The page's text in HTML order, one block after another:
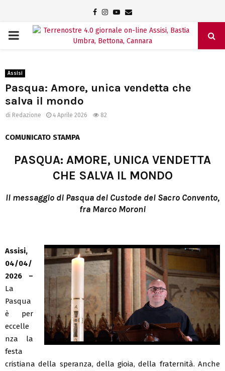
Facebook
Instagram
Youtube
Email
PRIMARY
Assisi
Pasqua: Amore, unica vendetta che
salva il mondo
di Redazione 4 Aprile 2026 82
COMUNICATO STAMPA
PASQUA: AMORE, UNICA VENDETTA
CHE SALVA IL MONDO
Il messaggio di Pasqua del Custode del Sacro Convento,
fra Marco Moroni
Assisi,
04/04/
2026 –
La
Pasqua
è per
eccelle
nza la
festa
cristiana della speranza, della gioia, della fraternità. Anche